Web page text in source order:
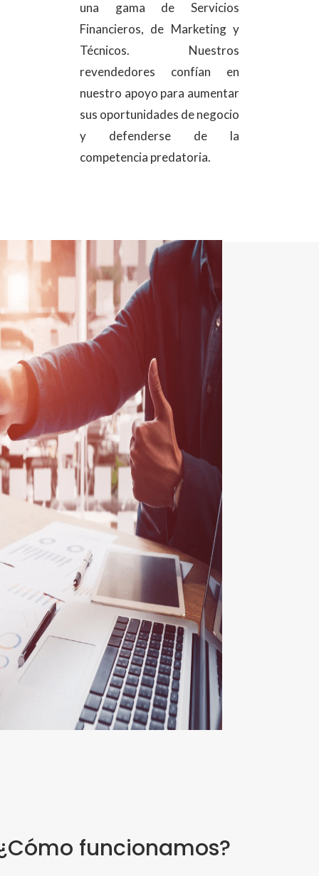
una gama de Servicios
Financieros, de Marketing y
Técnicos. Nuestros
revendedores confían en
nuestro apoyo para aumentar
sus oportunidades de negocio
y defenderse de la
competencia predatoria.
funcionamos?